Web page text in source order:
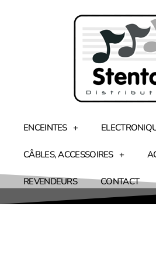
ENCEINTES
CÂBLES, ACCESSOIRES
REVENDEURS CONTACT